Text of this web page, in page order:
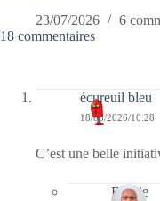
23/07/2026
6
18 commentaires
écureuil bleu
18/03/2026/10:28
C’est une belle
Bernie